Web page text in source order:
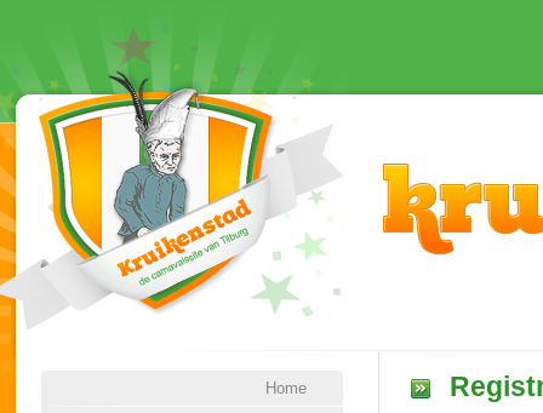
Home